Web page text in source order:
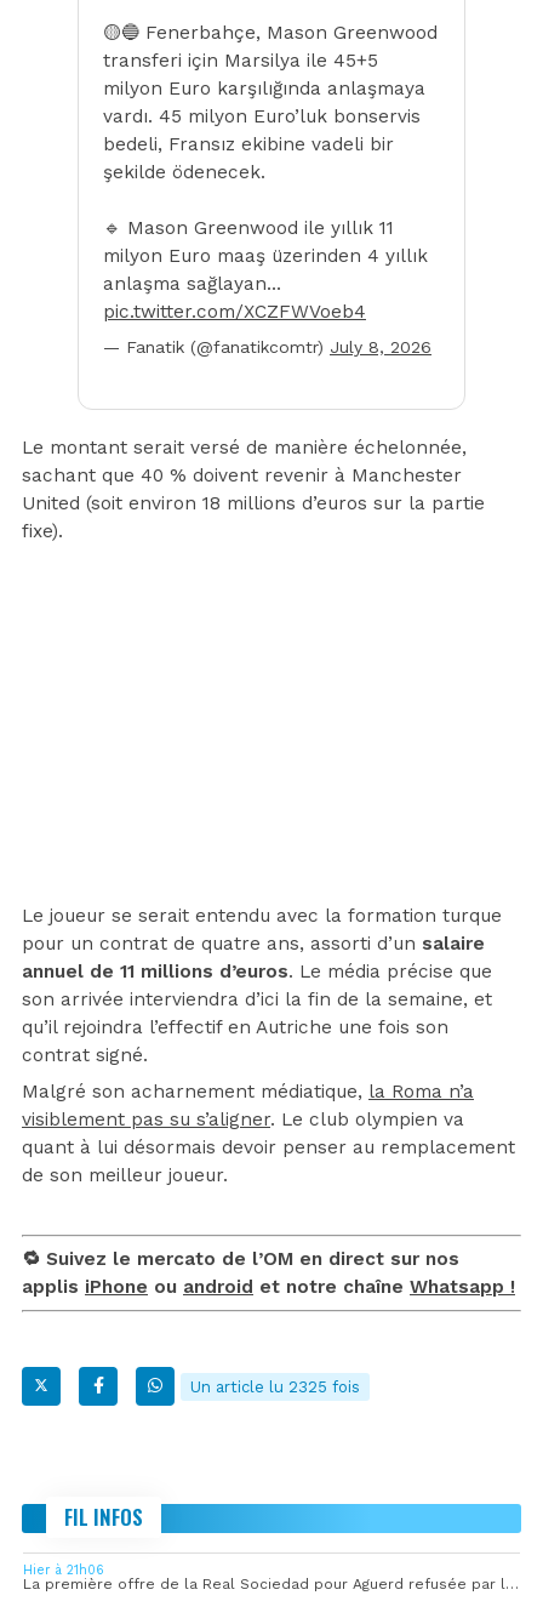
🟡🔵 Fenerbahçe, Mason Greenwood
transferi için Marsilya ile 45+5
milyon Euro karşılığında anlaşmaya
vardı. 45 milyon Euro’luk bonservis
bedeli, Fransız ekibine vadeli bir
şekilde ödenecek.
🔹 Mason Greenwood ile yıllık 11
milyon Euro maaş üzerinden 4 yıllık
anlaşma sağlayan…
pic.twitter.com/XCZFWVoeb4
— Fanatik (@fanatikcomtr) July 8, 2026
Le montant serait versé de manière échelonnée,
sachant que 40 % doivent revenir à Manchester
United (soit environ 18 millions d’euros sur la partie
fixe).
Le joueur se serait entendu avec la formation turque
pour un contrat de quatre ans, assorti d’un salaire
annuel de 11 millions d’euros. Le média précise que
son arrivée interviendra d’ici la fin de la semaine, et
qu’il rejoindra l’effectif en Autriche une fois son
contrat signé.
Malgré son acharnement médiatique, la Roma n’a
visiblement pas su s’aligner. Le club olympien va
quant à lui désormais devoir penser au remplacement
de son meilleur joueur.
🔁 Suivez le mercato de l’OM en direct sur nos
applis iPhone ou android et notre chaîne Whatsapp !
Un article lu 2325 fois
FIL INFOS
Hier à 21h06
La première offre de la Real Sociedad pour Aguerd refusée par l’OM